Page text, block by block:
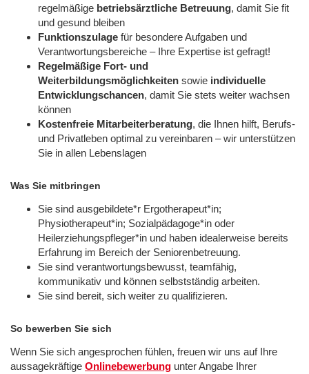
regelmäßige betriebsärztliche Betreuung, damit Sie fit
und gesund bleiben
Funktionszulage für besondere Aufgaben und
Verantwortungsbereiche – Ihre Expertise ist gefragt!
Regelmäßige Fort- und
Weiterbildungsmöglichkeiten sowie individuelle
Entwicklungschancen, damit Sie stets weiter wachsen
können
Kostenfreie Mitarbeiterberatung, die Ihnen hilft, Berufs-
und Privatleben optimal zu vereinbaren – wir unterstützen
Sie in allen Lebenslagen
Was Sie mitbringen
Sie sind ausgebildete*r Ergotherapeut*in;
Physiotherapeut*in; Sozialpädagoge*in oder
Heilerziehungspfleger*in und haben idealerweise bereits
Erfahrung im Bereich der Seniorenbetreuung.
Sie sind verantwortungsbewusst, teamfähig,
kommunikativ und können selbstständig arbeiten.
Sie sind bereit, sich weiter zu qualifizieren.
So bewerben Sie sich
Wenn Sie sich angesprochen fühlen, freuen wir uns auf Ihre
aussagekräftige Onlinebewerbung unter Angabe Ihrer